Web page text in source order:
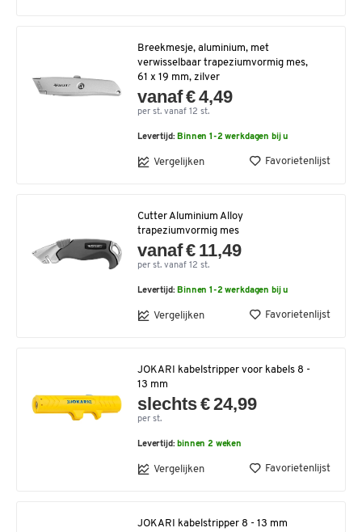
Breekmesje, aluminium, met
verwisselbaar trapeziumvormig mes,
61 x 19 mm, zilver
vanaf € 4,49
per st. vanaf 12 st.
Levertijd:Binnen 1-2 werkdagen bij u
Vergelijken Favorietenlijst
Cutter Aluminium Alloy
trapeziumvormig mes
vanaf € 11,49
per st. vanaf 12 st.
Levertijd:Binnen 1-2 werkdagen bij u
Vergelijken Favorietenlijst
JOKARI kabelstripper voor kabels 8 -
13 mm
slechts € 24,99
per st.
Levertijd:binnen 2 weken
Vergelijken Favorietenlijst
JOKARI kabelstripper 8 - 13 mm